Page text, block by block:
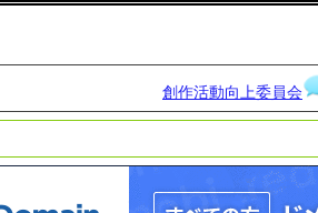
創作活動向上委員会